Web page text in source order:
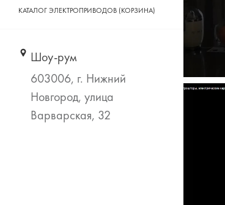
КАТАЛОГ ЭЛЕКТРОПРИВОДОВ (КОРЗИНА)